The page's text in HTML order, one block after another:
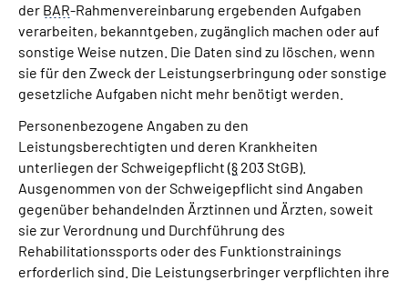
der BAR-Rahmenvereinbarung ergebenden Aufgaben
verarbeiten, bekanntgeben, zugänglich machen oder auf
sonstige Weise nutzen. Die Daten sind zu löschen, wenn
sie für den Zweck der Leistungserbringung oder sonstige
gesetzliche Aufgaben nicht mehr benötigt werden.
Personenbezogene Angaben zu den
Leistungsberechtigten und deren Krankheiten
unterliegen der Schweigepflicht (§ 203 StGB).
Ausgenommen von der Schweigepflicht sind Angaben
gegenüber behandelnden Ärztinnen und Ärzten, soweit
sie zur Verordnung und Durchführung des
Rehabilitationssports oder des Funktionstrainings
erforderlich sind. Die Leistungserbringer verpflichten ihre